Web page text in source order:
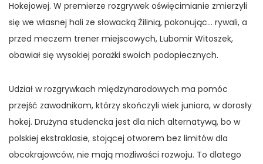
Hokejowej. W premierze rozgrywek oświęcimianie zmierzyli
się we własnej hali ze słowacką Żilinią, pokonując… rywali, a
przed meczem trener miejscowych, Lubomir Witoszek,
obawiał się wysokiej porażki swoich podopiecznych.
Udział w rozgrywkach międzynarodowych ma pomóc
przejść zawodnikom, którzy skończyli wiek juniora, w dorosły
hokej. Drużyna studencka jest dla nich alternatywą, bo w
polskiej ekstraklasie, stojącej otworem bez limitów dla
obcokrajowców, nie mają możliwości rozwoju. To dlatego